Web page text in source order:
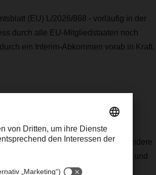
(EU) L/2026/868 - vorläufig in der
durch alle EU-Mitgliedstaaten noch
ein Interim-Abkommen vorab in Kraft.
Zöllen und die Beseitigung
entfallen. Dies betrifft insbesondere
EU sowie Importe von Rohstoffen und